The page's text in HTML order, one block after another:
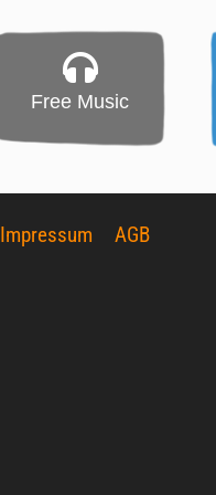
Free Music
Impressum
AGB